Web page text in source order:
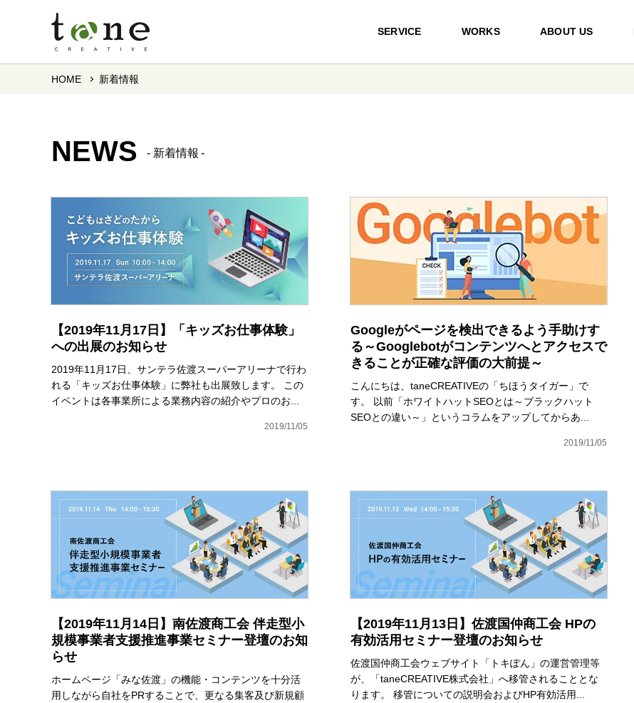
SERVICE WORKS ABOUT US
HOME 新着情報
NEWS 新着情報
【2019年11月17日】「キッズお仕事体験」
への出展のお知らせ
2019年11月17日、サンテラ佐渡スーパーアリーナで行わ
れる「キッズお仕事体験」に弊社も出展致します。 この
イベントは各事業所による業務内容の紹介やプロのお...
2019/11/05
Googleがページを検出できるよう手助けす
る～Googlebotがコンテンツへとアクセスで
きることが正確な評価の大前提～
こんにちは、taneCREATIVEの「ちほうタイガー」で
す。 以前「ホワイトハットSEOとは～ブラックハット
SEOとの違い～」というコラムをアップしてからあ...
2019/11/05
【2019年11月14日】南佐渡商工会 伴走型小
規模事業者支援推進事業セミナー登壇のお知
らせ
ホームページ「みな佐渡」の機能・コンテンツを十分活
用しながら自社をPRすることで、更なる集客及び新規顧
【2019年11月13日】佐渡国仲商工会 HPの
有効活用セミナー登壇のお知らせ
佐渡国仲商工会ウェブサイト「トキぽん」の運営管理等
が、「taneCREATIVE株式会社」へ移管されることとな
ります。 移管についての説明会およびHP有効活用...